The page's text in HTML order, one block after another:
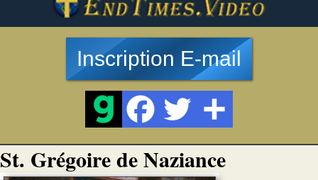
Inscription E-mail
St. Grégoire de Naziance